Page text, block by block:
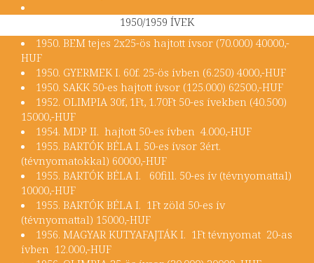
1950/1959 ÍVEK
1950. BEM tejes 2x25-ös hajtott ívsor (70.000) 40000,-
HUF
1950. GYERMEK I. 60f. 25-ös ívben (6.250) 4000,-HUF
1950. SAKK 50-es hajtott ívsor (125.000) 62500,-HUF
1952. OLIMPIA 30f, 1Ft, 1.70Ft 50-es ívekben (40.500)
15000,-HUF
1954. MDP II. hajtott 50-es ívben 4.000,-HUF
1955. BARTÓK BÉLA I. 50-es ívsor 3ért.
(tévnyomatokkal) 60000,-HUF
1955. BARTÓK BÉLA I. 60fill. 50-es ív (tévnyomattal)
10000,-HUF
1955. BARTÓK BÉLA I. 1Ft zöld 50-es ív
(tévnyomattal) 15000,-HUF
1956. MAGYAR KUTYAFAJTÁK I. 1Ft tévnyomat 20-as
ívben 12.000,-HUF